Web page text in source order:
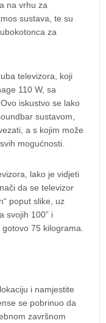
na vrhu za
sustava, te su
za
televizora, koji
110 W, sa
iskustvo se lako
sustavom,
a s kojim može
mogućnosti.
lako je vidjeti
da se televizor
poput slike, uz
svojih 100” i
75 kilograma.
i namjestite
se pobrinuo da
završnom